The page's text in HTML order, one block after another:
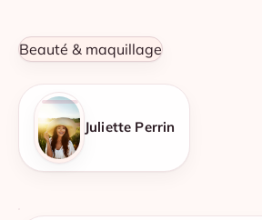
Beauté & maquillage
Juliette Perrin